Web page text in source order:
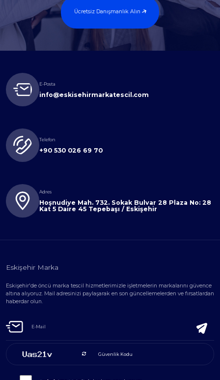
Ücretsiz Danışmanlık Alın
E-Posta
info@eskisehirmarkatescil.com
Telefon
+90 530 026 69 70
Adres
Hoşnudiye Mah. 732. Sokak Bulvar 28 Plaza No: 28
Kat 5 Daire 45 Tepebaşı / Eskişehir
Eskişehir Marka
Eskişehir'de öncü marka tescil hizmetlerimizle işletmelerin markalarını güvence
altına alıyoruz. Mail adresinizi paylaşarak en son güncellemelerden ve fırsatlardan
haberdar olun.